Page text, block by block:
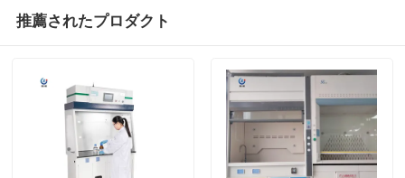
推薦されたプロダクト